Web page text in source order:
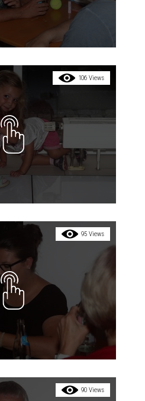
106 Views
95 Views
90 Views